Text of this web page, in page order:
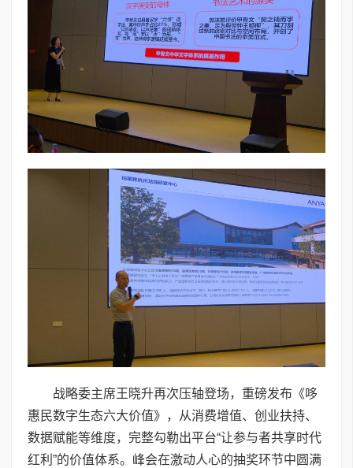
战略委主席王晓升再次压轴登场，重磅发布《哆
惠民数字生态六大价值》，从消费增值、创业扶持、
数据赋能等维度，完整勾勒出平台“让参与者共享时代
红利”的价值体系。峰会在激动人心的抽奖环节中圆满